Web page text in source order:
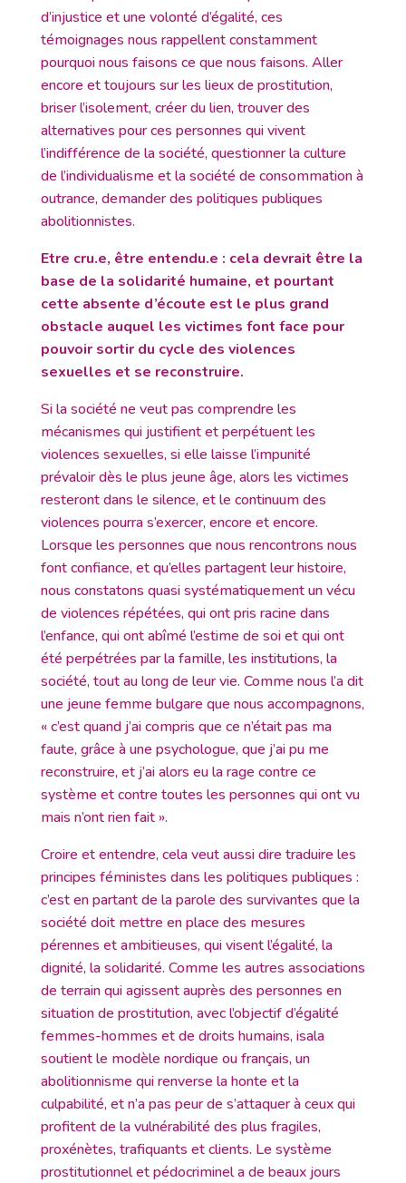
d’injustice et une volonté d’égalité, ces
témoignages nous rappellent constamment
pourquoi nous faisons ce que nous faisons. Aller
encore et toujours sur les lieux de prostitution,
briser l’isolement, créer du lien, trouver des
alternatives pour ces personnes qui vivent
l’indifférence de la société, questionner la culture
de l’individualisme et la société de consommation à
outrance, demander des politiques publiques
abolitionnistes.
Etre cru.e, être entendu.e : cela devrait être la
base de la solidarité humaine, et pourtant
cette absente d’écoute est le plus grand
obstacle auquel les victimes font face pour
pouvoir sortir du cycle des violences
sexuelles et se reconstruire.
Si la société ne veut pas comprendre les
mécanismes qui justifient et perpétuent les
violences sexuelles, si elle laisse l’impunité
prévaloir dès le plus jeune âge, alors les victimes
resteront dans le silence, et le continuum des
violences pourra s’exercer, encore et encore.
Lorsque les personnes que nous rencontrons nous
font confiance, et qu’elles partagent leur histoire,
nous constatons quasi systématiquement un vécu
de violences répétées, qui ont pris racine dans
l’enfance, qui ont abîmé l’estime de soi et qui ont
été perpétrées par la famille, les institutions, la
société, tout au long de leur vie. Comme nous l’a dit
une jeune femme bulgare que nous accompagnons,
« c’est quand j’ai compris que ce n’était pas ma
faute, grâce à une psychologue, que j’ai pu me
reconstruire, et j’ai alors eu la rage contre ce
système et contre toutes les personnes qui ont vu
mais n’ont rien fait ».
Croire et entendre, cela veut aussi dire traduire les
principes féministes dans les politiques publiques :
c’est en partant de la parole des survivantes que la
société doit mettre en place des mesures
pérennes et ambitieuses, qui visent l’égalité, la
dignité, la solidarité. Comme les autres associations
de terrain qui agissent auprès des personnes en
situation de prostitution, avec l’objectif d’égalité
femmes-hommes et de droits humains, isala
soutient le modèle nordique ou français, un
abolitionnisme qui renverse la honte et la
culpabilité, et n’a pas peur de s’attaquer à ceux qui
profitent de la vulnérabilité des plus fragiles,
proxénètes, trafiquants et clients. Le système
prostitutionnel et pédocriminel a de beaux jours